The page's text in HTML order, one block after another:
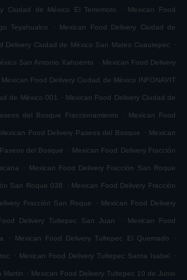
Ciudad de México El Terremoto . Mexican Food
Teyahualco . Mexican Food Delivery Ciudad de
Delivery Ciudad de México San Mateo Cuautepec .
San Antonio Xahuento . Mexican Food Delivery
Mexican Food Delivery Ciudad de México INFONAVIT
de México 001 . Mexican Food Delivery Ciudad de
del Bosque Fraccionamiento . Mexican Food
Mexican Food Delivery Paseos del Bosque . Mexican
del Bosque . Mexican Food Delivery Fracción
. Mexican Food Delivery Fracción San Roque
San Roque 038 . Mexican Food Delivery Fracción
Fracción San Roque . Mexican Food Delivery
Delivery Tultepec San Juan . Mexican Food
. Mexican Food Delivery Tultepec El Quemado .
. Mexican Food Delivery Tultepec Santa Isabel .
Martin . Mexican Food Delivery Tultepec 10 de Junio